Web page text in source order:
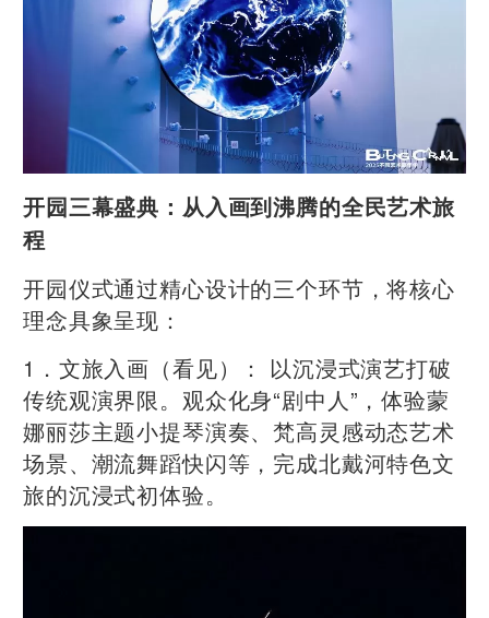
​开园三幕盛典：从入画到沸腾的全民艺术旅
程
开园仪式通过精心设计的三个环节，将核心
理念具象呈现：
1．文旅入画（看见）： 以沉浸式演艺打破
传统观演界限。观众化身“剧中人”，体验蒙
娜丽莎主题小提琴演奏、梵高灵感动态艺术
场景、潮流舞蹈快闪等，完成北戴河特色文
旅的沉浸式初体验。